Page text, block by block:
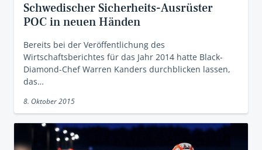
Schwedischer Sicherheits-Ausrüster
POC in neuen Händen
Bereits bei der Veröffentlichung des
Wirtschaftsberichtes für das Jahr 2014 hatte Black-
Diamond-Chef Warren Kanders durchblicken lassen,
das…
8. Oktober 2015